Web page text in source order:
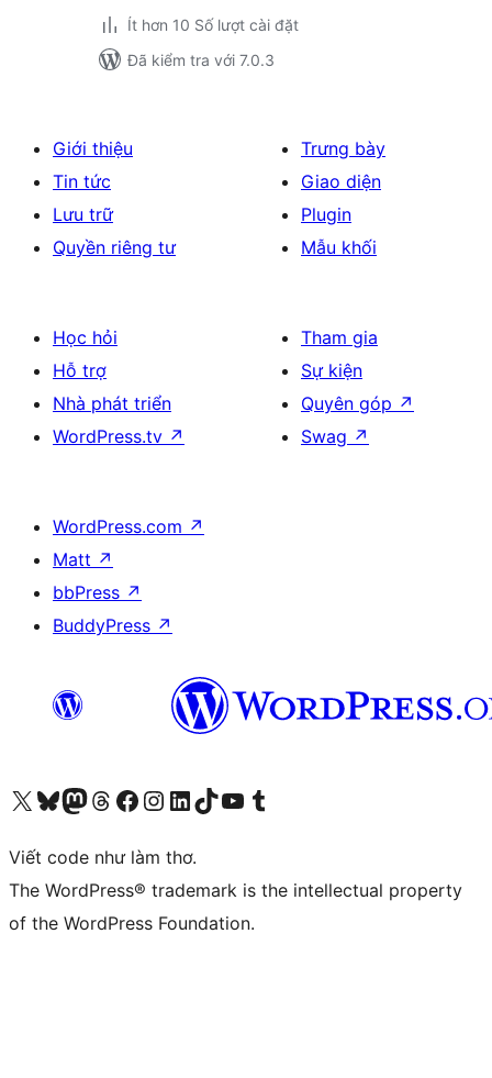
Ít hơn 10 Số lượt cài đặt
Đã kiểm tra với 7.0.3
Giới thiệu
Tin tức
Lưu trữ
Quyền riêng tư
Trưng bày
Giao diện
Plugin
Mẫu khối
Học hỏi
Hỗ trợ
Nhà phát triển
WordPress.tv ↗
Tham gia
Sự kiện
Quyên góp ↗
Swag ↗
WordPress.com ↗
Matt ↗
bbPress ↗
BuddyPress ↗
Truy cập tài khoản X (trước đây là Twitter) của chúng tôiVisit our Bluesky account
Visit our Mastodon account
Visit our Threads account
Xem trang Facebook của chúng tôiTruy cập tài khoản Instagram của chúng tôiTruy cập tài khoản LinkedIn của chúng tôiVisit our TikTok account
Truy cập kênh YouTube của chúng tôi Visit our Tumblr account
Viết code như làm thơ.
The WordPress® trademark is the intellectual property
of the WordPress Foundation.